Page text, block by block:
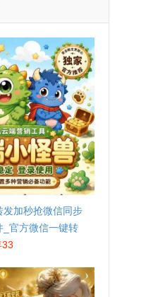
发加秒抢微信同步
_官方微信一键转